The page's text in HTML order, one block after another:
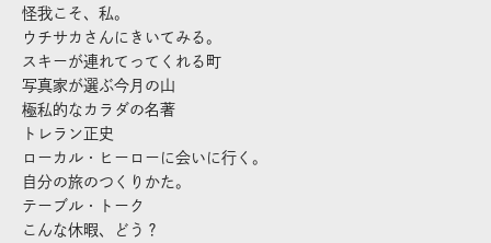
怪我こそ、私。
ウチサカさんにきいてみる。
スキーが連れてってくれる町
写真家が選ぶ今月の山
極私的なカラダの名著
トレラン正史
ローカル・ヒーローに会いに行く。
自分の旅のつくりかた。
テーブル・トーク
こんな休暇、どう？